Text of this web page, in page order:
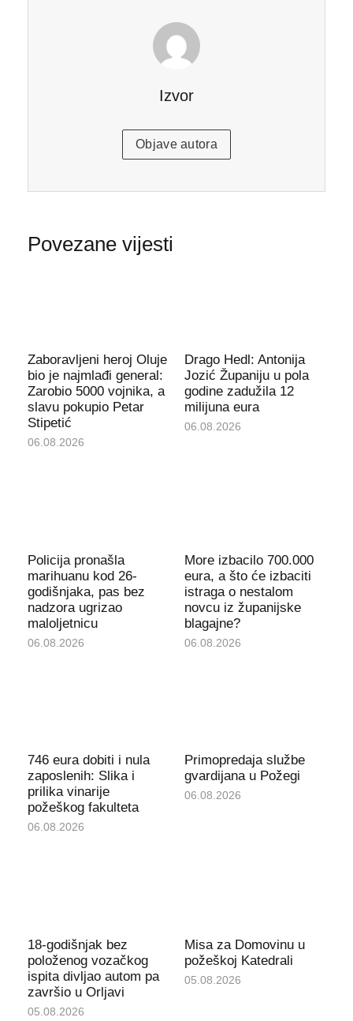
Izvor
Objave autora
Povezane vijesti
Zaboravljeni heroj Oluje
bio je najmlađi general:
Zarobio 5000 vojnika, a
slavu pokupio Petar
Stipetić
06.08.2026
Drago Hedl: Antonija
Jozić Županiju u pola
godine zadužila 12
milijuna eura
06.08.2026
Policija pronašla
marihuanu kod 26-
godišnjaka, pas bez
nadzora ugrizao
maloljetnicu
06.08.2026
More izbacilo 700.000
eura, a što će izbaciti
istraga o nestalom
novcu iz županijske
blagajne?
06.08.2026
746 eura dobiti i nula
zaposlenih: Slika i
prilika vinarije
požeškog fakulteta
06.08.2026
Primopredaja službe
gvardijana u Požegi
06.08.2026
18-godišnjak bez
položenog vozačkog
ispita divljao autom pa
završio u Orljavi
05.08.2026
Misa za Domovinu u
požeškoj Katedrali
05.08.2026